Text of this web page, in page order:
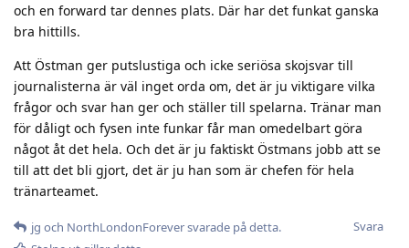
och en forward tar dennes plats. Där har det funkat ganska
bra hittills.
Att Östman ger putslustiga och icke seriösa skojsvar till
journalisterna är väl inget orda om, det är ju viktigare vilka
frågor och svar han ger och ställer till spelarna. Tränar man
för dåligt och fysen inte funkar får man omedelbart göra
något åt det hela. Och det är ju faktiskt Östmans jobb att se
till att det bli gjort, det är ju han som är chefen för hela
tränarteamet.
Svara
jg och NorthLondonForeversvarade på detta.